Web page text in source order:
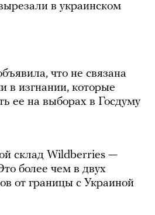
в украинском
что не связана
в изгнании, которые
ее на выборах в Госдуму
склад Wildberries —
более чем в двух
от границы с Украиной